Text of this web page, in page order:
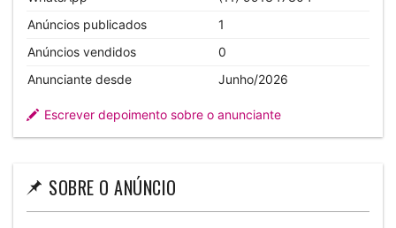
Anúncios publicados
1
Anúncios vendidos
0
Anunciante desde
Junho/2026
Escrever depoimento sobre o anunciante
SOBRE O ANÚNCIO